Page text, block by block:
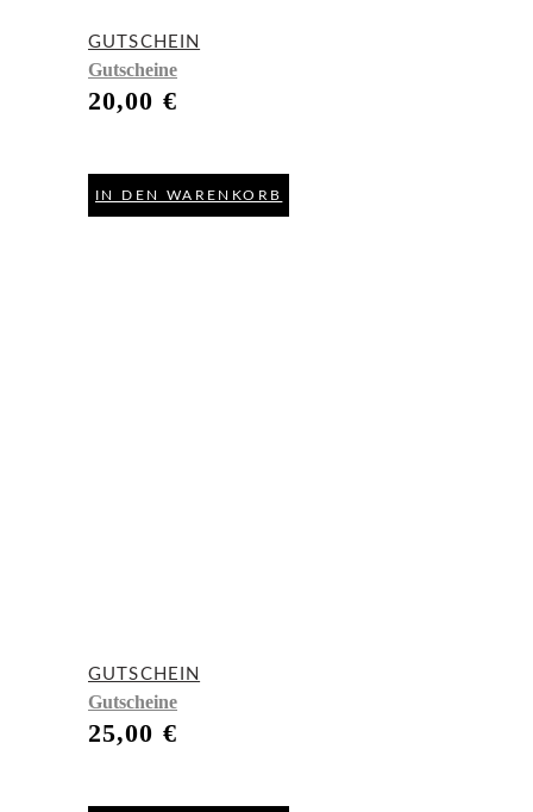
GUTSCHEIN
Gutscheine
20,00 €
IN DEN WARENKORB
GUTSCHEIN
Gutscheine
25,00 €